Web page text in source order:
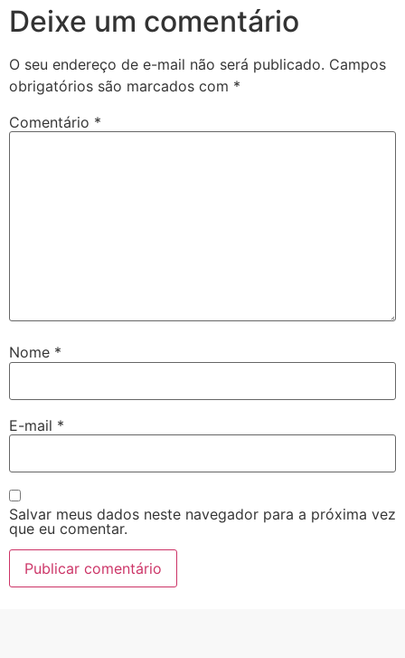
Deixe um comentário
O seu endereço de e-mail não será publicado. Campos
obrigatórios são marcados com *
Comentário *
Nome *
E-mail *
Salvar meus dados neste navegador para a próxima vez
que eu comentar.